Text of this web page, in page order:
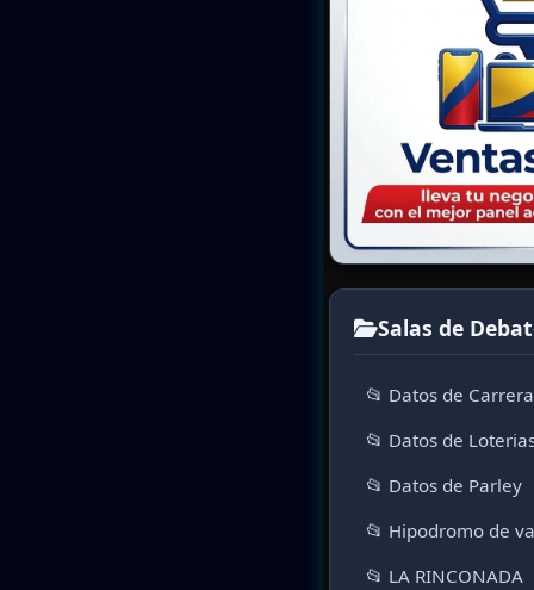
Salas de
📂 Datos de
📂 Datos de
📂 Datos de Parley
📂 Hipodromo de
📂 LA RINCONADA